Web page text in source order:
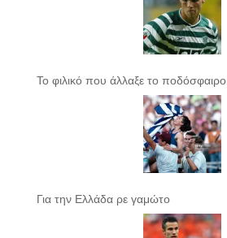
Το φιλικό που άλλαξε το ποδόσφαιρο
Για την Ελλάδα ρε γαμώτο